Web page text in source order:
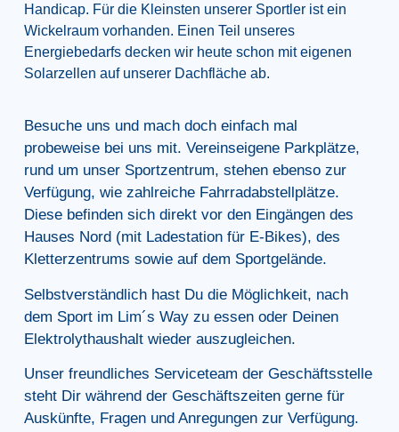
Handicap. Für die Kleinsten unserer Sportler ist ein
Wickelraum vorhanden. Einen Teil unseres
Energiebedarfs decken wir heute schon mit eigenen
Solarzellen auf unserer Dachfläche ab.
Besuche uns und mach doch einfach mal
probeweise bei uns mit. Vereinseigene Parkplätze,
rund um unser Sportzentrum, stehen ebenso zur
Verfügung, wie zahlreiche Fahrradabstellplätze.
Diese befinden sich direkt vor den Eingängen des
Hauses Nord (mit Ladestation für E-Bikes), des
Kletterzentrums sowie auf dem Sportgelände.
Selbstverständlich hast Du die Möglichkeit, nach
dem Sport im Lim´s Way zu essen oder Deinen
Elektrolythaushalt wieder auszugleichen.
Unser freundliches Serviceteam der Geschäftsstelle
steht Dir während der Geschäftszeiten gerne für
Auskünfte, Fragen und Anregungen zur Verfügung.